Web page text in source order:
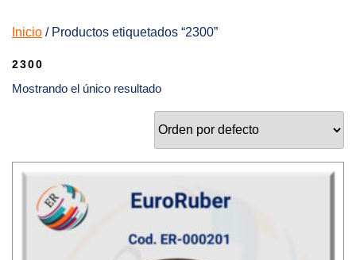
Inicio / Productos etiquetados “2300”
2300
Mostrando el único resultado